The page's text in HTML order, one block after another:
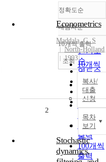
정확도순
정확도
순
인기도
순
연도순
제목순
저자순
발행기
내림차순
내림차
10개씩 출력
10개씩
출력
20개씩
출력
30개씩
출력
50개씩
출력
100개씩
출력
조회
Econometrics
Maddala, G. S
North-Holland
1993
복사/
대출
신청
목차
보기
2
Stochastic
dynamics,